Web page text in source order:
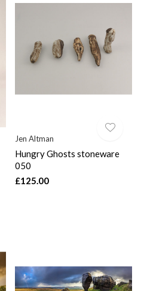
Jen Altman
Hungry Ghosts stoneware
050
£125.00